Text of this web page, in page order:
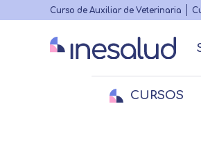
HighlightedCurso de Auxiliar de Veterinaria
Quiénes somos
Actualidad
Menu
CURSOS